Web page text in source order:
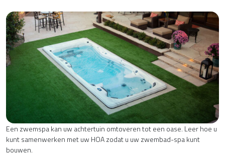
Een zwemspa kan uw achtertuin omtoveren tot een oase. Leer hoe u
kunt samenwerken met uw HOA zodat u uw zwembad-spa kunt
bouwen.